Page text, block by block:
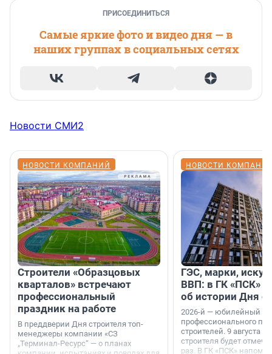
ПРИСОЕДИНИТЬСЯ
Самые яркие фото и видео дня — в
наших группах в социальных сетях
Новости СМИ2
НОВОСТИ КОМПАНИЙ
Строители «Образцовых
кварталов» встречают
профессиональный
праздник на работе
В преддверии Дня строителя топ-
менеджеры компании «СЗ
„Терминал-Ресурс“ — о планах
НОВОСТИ
ГЭС, марки,
ВВП: в ГК «ПСК»
об истории Дня
2026-й — юбилейный
профессионального
строителей. 9 августа
строителя будет
раз. В ГК «ПСК»